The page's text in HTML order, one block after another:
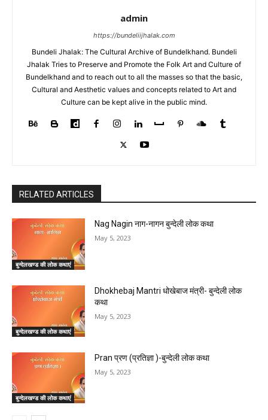
admin
https://bundeliijhalak.com
Bundeli Jhalak: The Cultural Archive of Bundelkhand. Bundeli
Jhalak Tries to Preserve and Promote the Folk Art and Culture of
Bundelkhand and to reach out to all the masses so that the basic,
Cultural and Aesthetic values and concepts related to Art and
Culture can be kept alive in the public mind.
RELATED ARTICLES
बुन्देलखण्ड की लोक कथाएं
Nag Nagin नाग-नागन बुन्देली लोक कथा
May 5, 2023
बुन्देलखण्ड की लोक कथाएं
Dhokhebaj Mantri धोखेबाज मंत्री- बुन्देली लोक
कथा
May 5, 2023
बुन्देलखण्ड की लोक कथाएं
Pran प्रण (प्रतिज्ञा )-बुन्देली लोक कथा
May 5, 2023